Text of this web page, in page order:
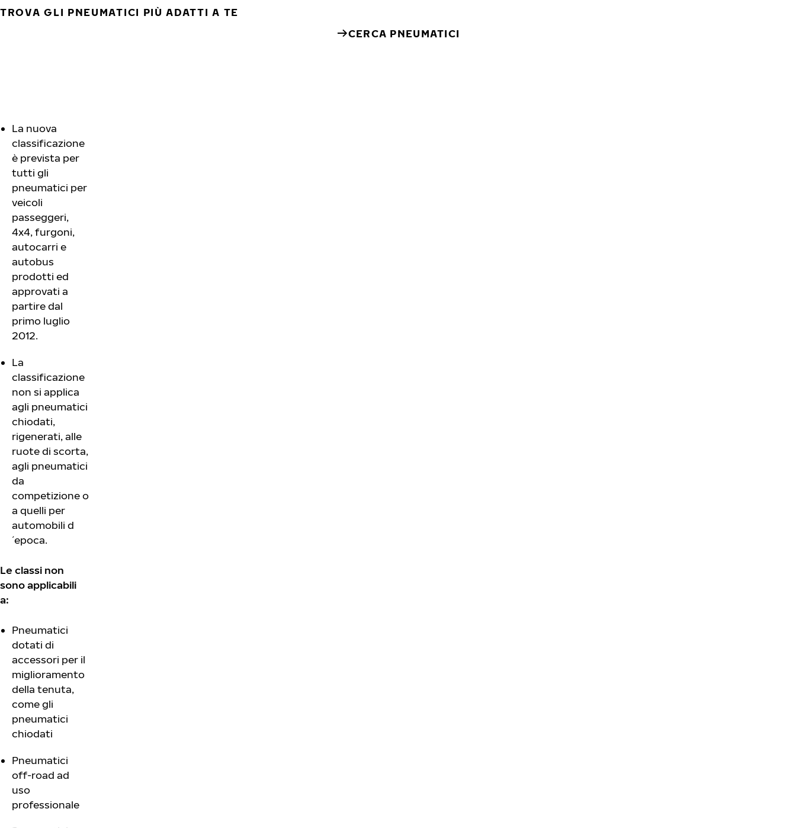
TROVA GLI PNEUMATICI PIÙ ADATTI A TE
CERCA PNEUMATICI
La nuova
classificazione
è prevista per
tutti gli
pneumatici per
veicoli
passeggeri,
4x4, furgoni,
autocarri e
autobus
prodotti ed
approvati a
partire dal
primo luglio
2012.
La
classificazione
non si applica
agli pneumatici
chiodati,
rigenerati, alle
ruote di scorta,
agli pneumatici
da
competizione o
a quelli per
automobili d
´epoca.
Le classi non
sono applicabili
a:
Pneumatici
dotati di
accessori per il
miglioramento
della tenuta,
come gli
pneumatici
chiodati
Pneumatici
off-road ad
uso
professionale